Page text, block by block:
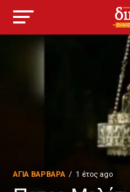
ΑΓΙΑ ΒΑΡΒΑΡΑ 1 έτος ago